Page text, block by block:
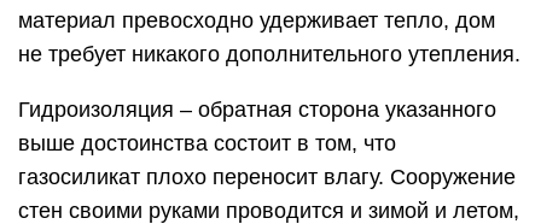
материал превосходно удерживает тепло, дом
не требует никакого дополнительного утепления.
Гидроизоляция – обратная сторона указанного
выше достоинства состоит в том, что
газосиликат плохо переносит влагу. Сооружение
стен своими руками проводится и зимой и летом,